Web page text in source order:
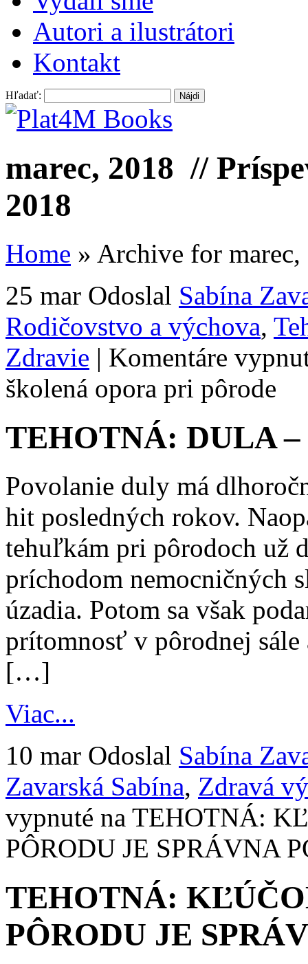
Autori a ilustrátori
Kontakt
Hľadať:
marec, 2018 //
2018
Home » Archive for marec,
25 mar Odoslal Sabína
Rodičovstvo a výchova,
Zdravie | Komentáre
školená opora pri pôrode
TEHOTNÁ: DULA –
Povolanie duly má
hit posledných rokov.
tehuľkám pri pôrodoch už
príchodom nemocničných
úzadia. Potom sa však
prítomnosť v pôrodnej
[…]
Viac...
10 mar Odoslal Sabína
Zavarská Sabína, Zdravá
vypnuté na TEHOTNÁ:
PÔRODU JE SPRÁVNA
TEHOTNÁ:
PÔRODU JE